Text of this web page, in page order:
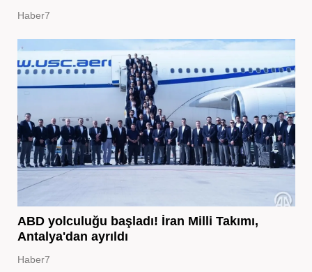
Haber7
ABD yolculuğu başladı! İran Milli Takımı,
Antalya'dan ayrıldı
Haber7